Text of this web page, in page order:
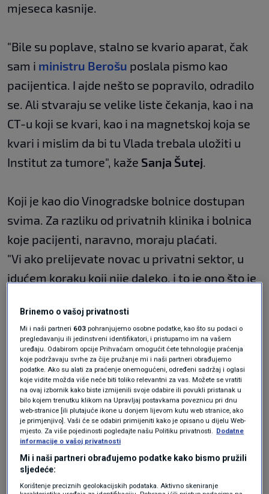
mjeseca kasnije.
"Bile su poplave, stalno se kvario aparat, čak
sam i ministru Berošu poslala pismo kao
pacijentica. I ajde nešto se popravilo, odradilo
se. Ali stvaraju se velike liste čekanja, kao i na
CT-u koji se kvari, kao i na magnetskoj koja se
kvari i mislim da bi tu Vlada trebala uložiti u
Institut za tumore", kaže Sanja Šutej.
Koji je kao dio Vinogradske bolnice dostupan
svima. Za razliku od privatnih klinika i bolnica
koje pacijenti, naravno, moraju plaćati.
"Vi ako prelijevate novac u privatni sektor, u
idućem koraku koji nije daleko, i to je ono što je
moći liječiti, a siromašni će ići, kako je rekao
vaš ministar, kod svećenika", rekla je saborska
zastupnicaIvana Kekin.
Nakon što je Vlada proglasila izgradnju
privatne onkološke bolnice Medikol projektom
od strateškog značaja, zaredale su se reakcije.
Kekin kaže da je Vladina zadaća ulagati u razvoj
javnog zdravstva, a ne poduzimati ovakve
korake.
Brinemo o vašoj privatnosti
Mi i naši partneri 603 pohranjujemo osobne podatke, kao što su podaci o
pregledavanju ili jedinstveni identifikatori, i pristupamo im na vašem
uređaju. Odabirom opcije Prihvaćam omogućit ćete tehnologije praćenja
koje podržavaju svrhe za čije pružanje mi i naši partneri obrađujemo
podatke. Ako su alati za praćenje onemogućeni, određeni sadržaj i oglasi
koje vidite možda više neće biti toliko relevantni za vas. Možete se vratiti
na ovaj izbornik kako biste izmijenili svoje odabire ili povukli pristanak u
bilo kojem trenutku klikom na Upravljaj postavkama poveznicu pri dnu
web-stranice [ili plutajuće ikone u donjem lijevom kutu web stranice, ako
je primjenjivo]. Vaši će se odabiri primijeniti kako je opisano u dijelu Web-
mjesto. Za više pojedinosti pogledajte našu Politiku privatnosti. Dodatne
informacije o vašoj privatnosti
Mi i naši partneri obrađujemo podatke kako bismo pružili
sljedeće:
Korištenje preciznih geolokacijskih podataka. Aktivno skeniranje